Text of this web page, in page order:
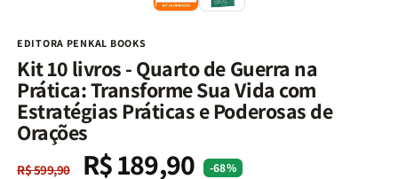
EDITORA PENKAL BOOKS
Kit 10 livros - Quarto de Guerra na
Prática: Transforme Sua Vida com
Estratégias Práticas e Poderosas de
Orações
Preço
R$ 599,90
Preço
R$ 189,90 -68%